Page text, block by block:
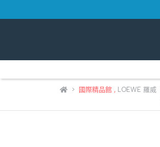
國際精品館, LOEWE 羅威